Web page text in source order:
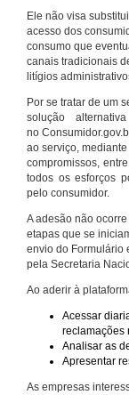
Ele não visa
acesso dos
consumo que
canais tradicionais
litígios
Por se tratar de um
solução
no
ao serviço,
compromissos,
todos os esforços
pelo consumidor.
A adesão não
etapas que se
envio do Formulário
pela Secretaria
Ao aderir à
Acessar
reclamações
Analisar as
Apresentar
As empresas